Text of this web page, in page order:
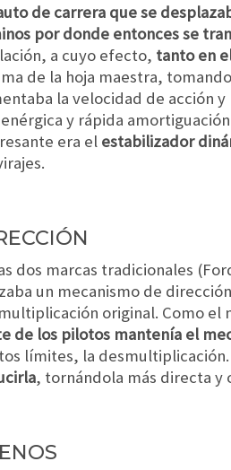
de carrera que se
por donde entonces se
a cuyo efecto, tanto en
de la hoja maestra,
la velocidad de acción
y rápida
era el estabilizador
dos marcas tradicionales
un mecanismo de
original. Como el
de los pilotos mantenía el
límites, la desmultiplicación.
, tornándola más directa y